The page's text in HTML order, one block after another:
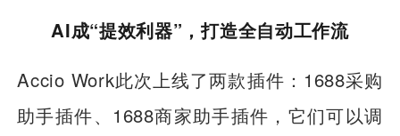
AI成“提效利器”，打造全自动工作流
Accio Work此次上线了两款插件：1688采购
助手插件、1688商家助手插件，它们可以调